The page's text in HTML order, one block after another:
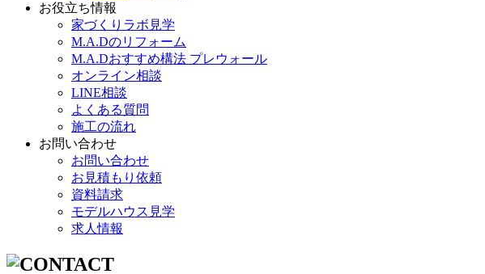
お役立ち情報
家づくりラボ見学
M.A.Dのリフォーム
M.A.Dおすすめ構法 プレウォール
オンライン相談
LINE相談
よくある質問
施工の流れ
お問い合わせ
お問い合わせ
お見積もり依頼
資料請求
モデルハウス見学
求人情報